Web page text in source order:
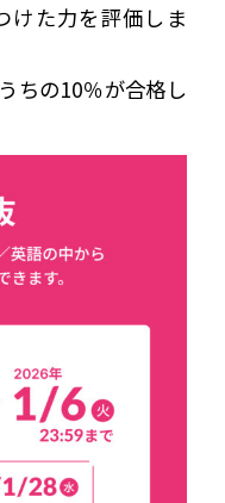
けた力を評価しま
ちの10％が合格し